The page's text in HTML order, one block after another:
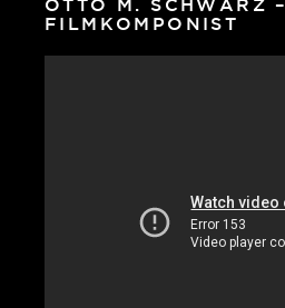
OTTO M. SCHWARZ –
FILMKOMPONIST